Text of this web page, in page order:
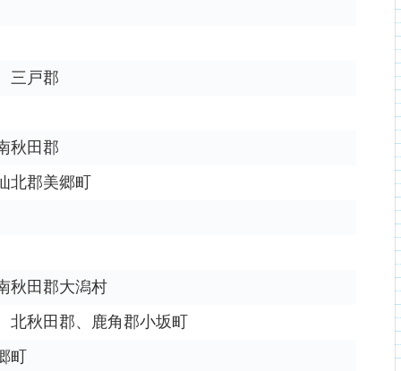
三戸郡
秋田郡
北郡美郷町
秋田郡大潟村
秋田郡、鹿角郡小坂町
町